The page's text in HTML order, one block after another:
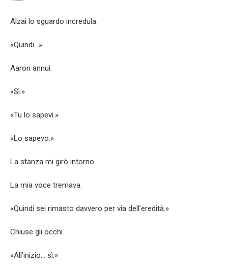
Alzai lo sguardo incredula.
«Quindi…»
Aaron annuì.
«Sì.»
«Tu lo sapevi.»
«Lo sapevo.»
La stanza mi girò intorno.
La mia voce tremava.
«Quindi sei rimasto davvero per via dell’eredità.»
Chiuse gli occhi.
«All’inizio… sì.»